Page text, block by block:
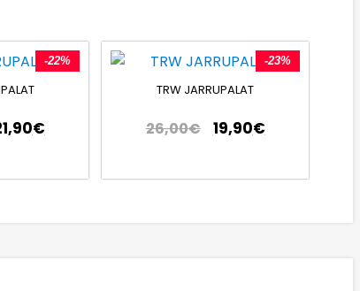
-22%
€
-23%
TRW JARRUPALAT
26,00€ 19,90€